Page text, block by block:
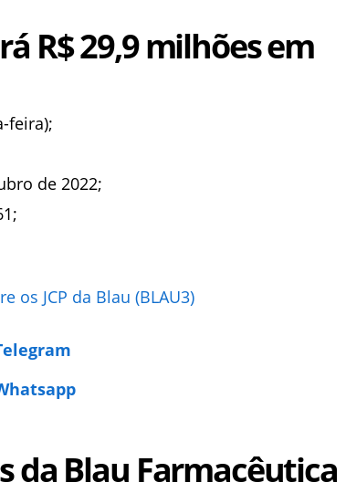
R$ 29,9 milhões em
feira);
de 2022;
os JCP da Blau (BLAU3)
da Blau Farmacêutica